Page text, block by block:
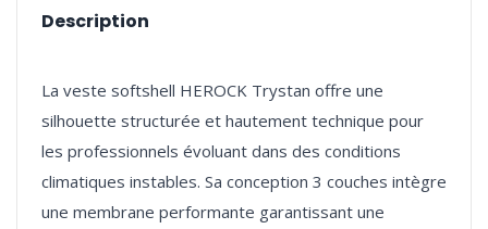
Description
La veste softshell HEROCK Trystan offre une
silhouette structurée et hautement technique pour
les professionnels évoluant dans des conditions
climatiques instables. Sa conception 3 couches intègre
une membrane performante garantissant une